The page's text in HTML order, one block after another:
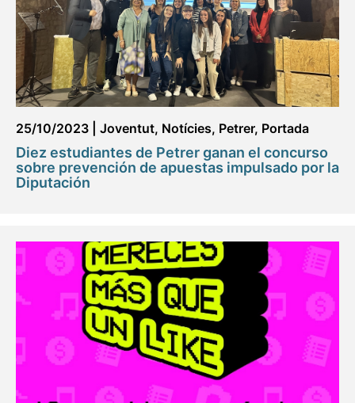
25/10/2023 Joventut, Notícies, Petrer, Portada
Diez estudiantes de Petrer ganan el concurso
sobre prevención de apuestas impulsado por la
Diputación